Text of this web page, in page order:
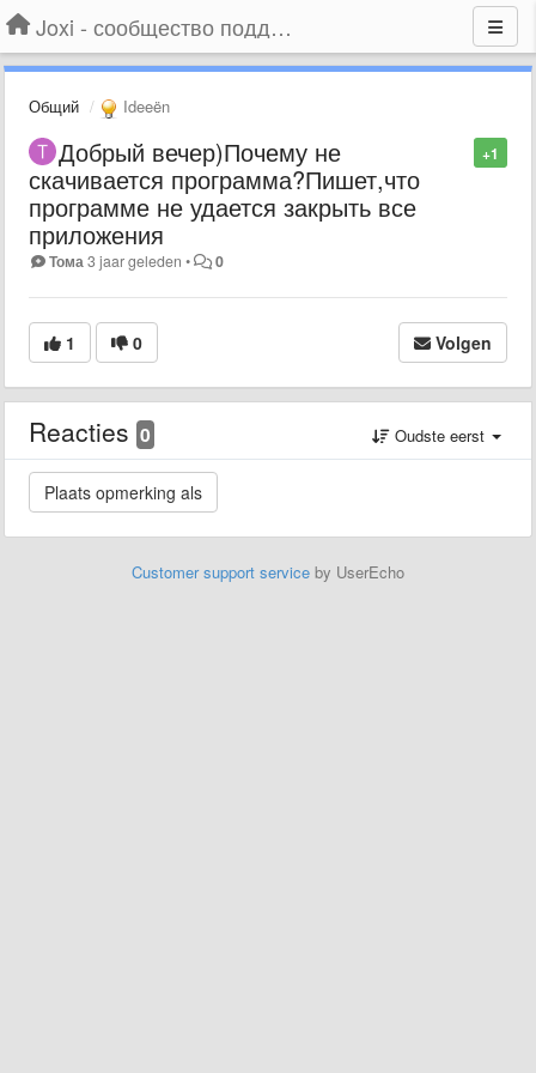
Joxi - сообщество поддержки
Общий Ideeën
+1
Добрый вечер)Почему не
скачивается программа?Пишет,что
программе не удается закрыть все
приложения
Тома 3 jaar geleden • 0
1 0 Volgen
Reacties 0 Oudste eerst
Customer support service by UserEcho